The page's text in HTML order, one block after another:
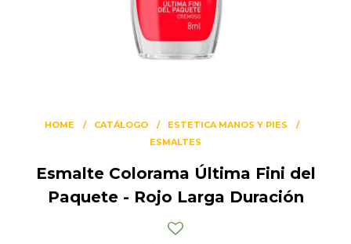
HOME CATÁLOGO
ESTETICA MANOS Y PIES
ESMALTES
Esmalte Colorama Última Fini del
Paquete - Rojo Larga Duración